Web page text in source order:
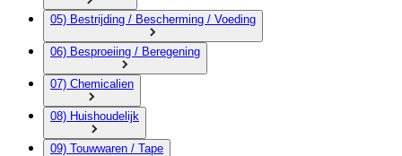
05) Bestrijding / Bescherming / Voeding
06) Besproeiing / Beregening
07) Chemicalien
08) Huishoudelijk
09) Touwwaren / Tape